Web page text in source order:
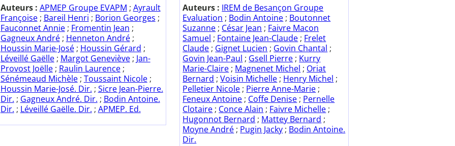
Auteurs : APMEP Groupe EVAPM ; Ayrault
Françoise; Bareil Henri ; Borion Georges ;
Fauconnet Annie; Fromentin Jean ;
Gagneux André; Henneton André;
Houssin Marie-José; Houssin Gérard ;
Léveillé Gaëlle; Margot Geneviève; Jan-
Provost Joëlle; Raulin Laurence;
Sénémeaud Michèle; Toussaint Nicole;
Houssin Marie-José. Dir. ; Sicre Jean-Pierre.
Dir. ; Gagneux André. Dir. ; Bodin Antoine.
Dir. ; Léveillé Gaëlle. Dir. ; APMEP. Ed.
Auteurs : IREM de Besançon Groupe
Evaluation ; Bodin Antoine ; Boutonnet
Suzanne ; César Jean ; Faivre Macon
Samuel ; Fontaine Jean-Claude ; Frelet
Claude ; Gignet Lucien ; Govin Chantal ;
Govin Jean-Paul ; Gsell Pierre ; Kurry
Marie-Claire ; Magnenet Michel ; Oriat
Bernard ;Voisin Michelle ; Henry Michel ;
Pelletier Nicole ; Pierre Anne-Marie ;
Feneux Antoine ; Coffe Denise ; Pernelle
Clotaire ; Conce Alain ; Faivre Michelle ;
Hugonnot Bernard ; Mattey Bernard ;
Moyne André ; Pugin Jacky ; Bodin Antoine.
Dir.